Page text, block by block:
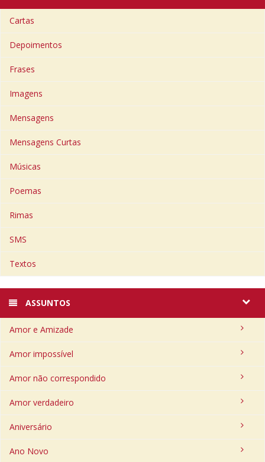
Cartas
Depoimentos
Frases
Imagens
Mensagens
Mensagens Curtas
Músicas
Poemas
Rimas
SMS
Textos
ASSUNTOS
Amor e Amizade
Amor impossível
Amor não correspondido
Amor verdadeiro
Aniversário
Ano Novo